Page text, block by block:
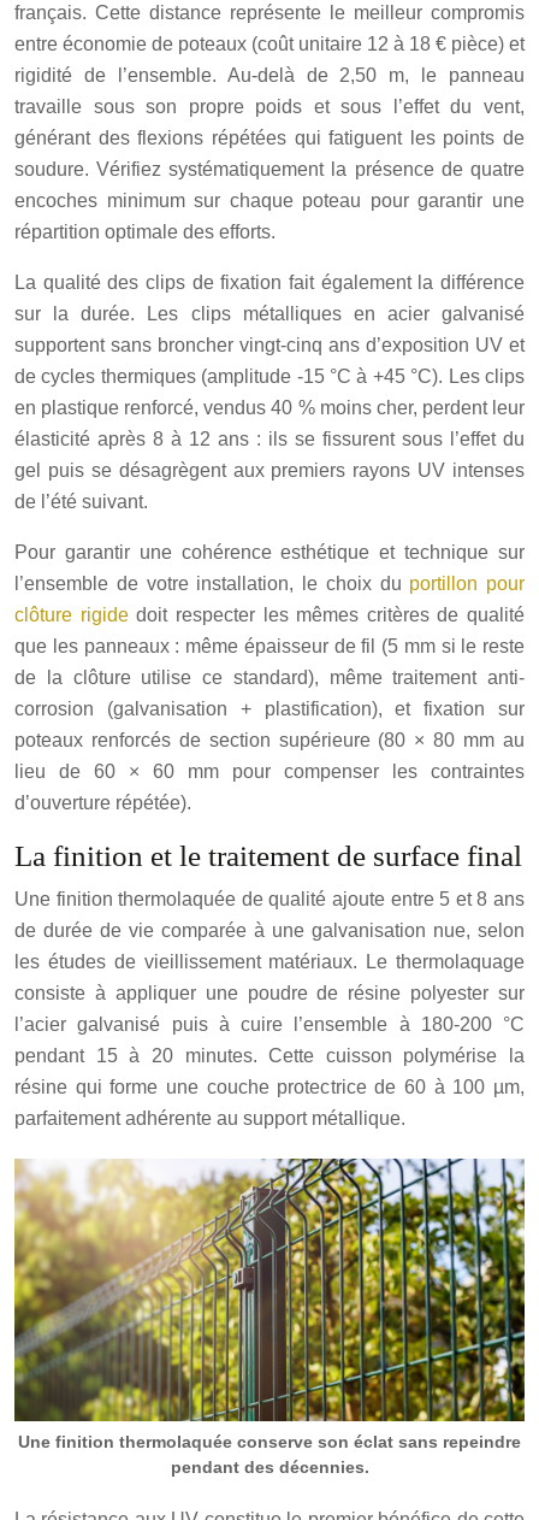
français. Cette distance représente le meilleur compromis
entre économie de poteaux (coût unitaire 12 à 18 € pièce) et
rigidité de l’ensemble. Au-delà de 2,50 m, le panneau
travaille sous son propre poids et sous l’effet du vent,
générant des flexions répétées qui fatiguent les points de
soudure. Vérifiez systématiquement la présence de quatre
encoches minimum sur chaque poteau pour garantir une
répartition optimale des efforts.
La qualité des clips de fixation fait également la différence
sur la durée. Les clips métalliques en acier galvanisé
supportent sans broncher vingt-cinq ans d’exposition UV et
de cycles thermiques (amplitude -15 °C à +45 °C). Les clips
en plastique renforcé, vendus 40 % moins cher, perdent leur
élasticité après 8 à 12 ans : ils se fissurent sous l’effet du
gel puis se désagrègent aux premiers rayons UV intenses
de l’été suivant.
Pour garantir une cohérence esthétique et technique sur
l’ensemble de votre installation, le choix du portillon pour
clôture rigidedoit respecter les mêmes critères de qualité
que les panneaux : même épaisseur de fil (5 mm si le reste
de la clôture utilise ce standard), même traitement anti-
corrosion (galvanisation + plastification), et fixation sur
poteaux renforcés de section supérieure (80 × 80 mm au
lieu de 60 × 60 mm pour compenser les contraintes
d’ouverture répétée).
La finition et le traitement de surface final
Une finition thermolaquée de qualité ajoute entre 5 et 8 ans
de durée de vie comparée à une galvanisation nue, selon
les études de vieillissement matériaux. Le thermolaquage
consiste à appliquer une poudre de résine polyester sur
l’acier galvanisé puis à cuire l’ensemble à 180-200 °C
pendant 15 à 20 minutes. Cette cuisson polymérise la
résine qui forme une couche protectrice de 60 à 100 µm,
parfaitement adhérente au support métallique.
Une finition thermolaquée conserve son éclat sans repeindre
pendant des décennies.